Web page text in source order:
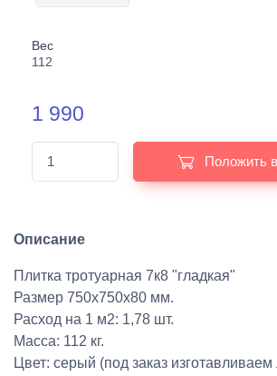
Вес
112
1 990
Положить
Описание
Плитка тротуарная 7к8 "гладкая"
Размер 750х750х80 мм.
Расход на 1 м2: 1,78 шт.
Масса: 112 кг.
Цвет: серый (под заказ